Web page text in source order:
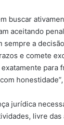
buscar
aceitando
a
e comete
para
jurídica
livre das